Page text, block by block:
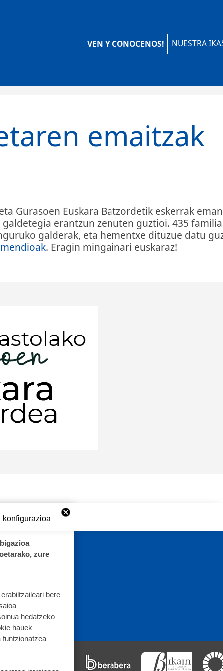
VEN Y CONOCENOS! NUESTRA
emaitzak
Gurasoen Euskara Batzordetik eskerrak
erantzun zenuten guztioi. 435
galderak, eta hementxe dituzue datu
. Eragin mingainari euskaraz!
konfigurazioa
zure
bere
hedatzeko
hauek
funtzionatzea